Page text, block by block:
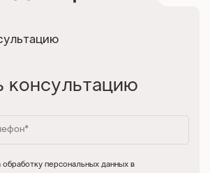
консультацию
персональных данных в